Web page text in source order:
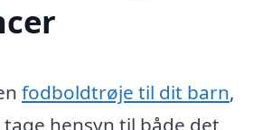
fodboldtrøje til dit barn,